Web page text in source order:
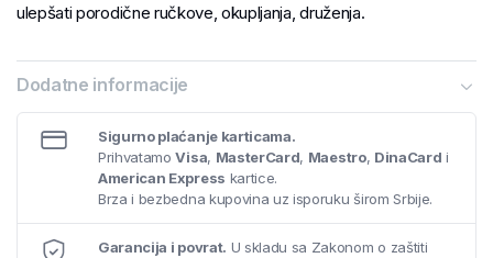
ulepšati porodične ručkove, okupljanja, druženja.
Dodatne informacije
Sigurno plaćanje karticama.
PrihvatamoVisa, MasterCard, Maestro, DinaCard i
American Express kartice.
Brza i bezbedna kupovina uz isporuku širom Srbije.
Garancija i povrat. U skladu sa Zakonom o zaštiti